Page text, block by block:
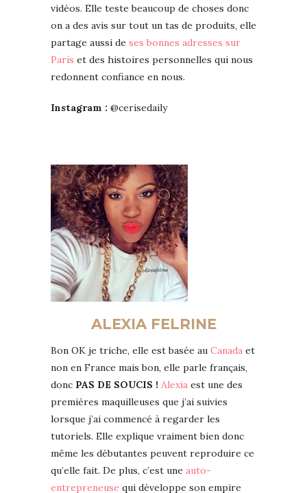
vidéos. Elle teste beaucoup de choses donc
on a des avis sur tout un tas de produits, elle
partage aussi de ses bonnes adresses sur
Paris et des histoires personnelles qui nous
redonnent confiance en nous.
Instagram : @cerisedaily
ALEXIA FELRINE
Bon OK je triche, elle est basée au Canada et
non en France mais bon, elle parle français,
donc PAS DE SOUCIS ! Alexia est une des
premières maquilleuses que j’ai suivies
lorsque j’ai commencé à regarder les
tutoriels. Elle explique vraiment bien donc
même les débutantes peuvent reproduire ce
qu’elle fait. De plus, c’est une auto-
entrepreneuse qui développe son empire